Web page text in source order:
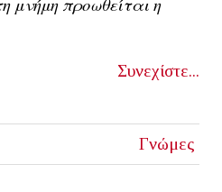
Συνεχίστε...
Γνώμες